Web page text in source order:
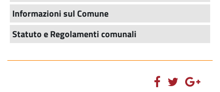
Informazioni sul Comune
Statuto e Regolamenti comunali